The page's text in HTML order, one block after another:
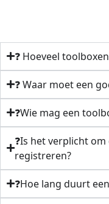
❓ Hoeveel
❓ Waar moet een
❓Wie mag een
❓Is het verplicht
registreren?
❓Hoe lang duurt